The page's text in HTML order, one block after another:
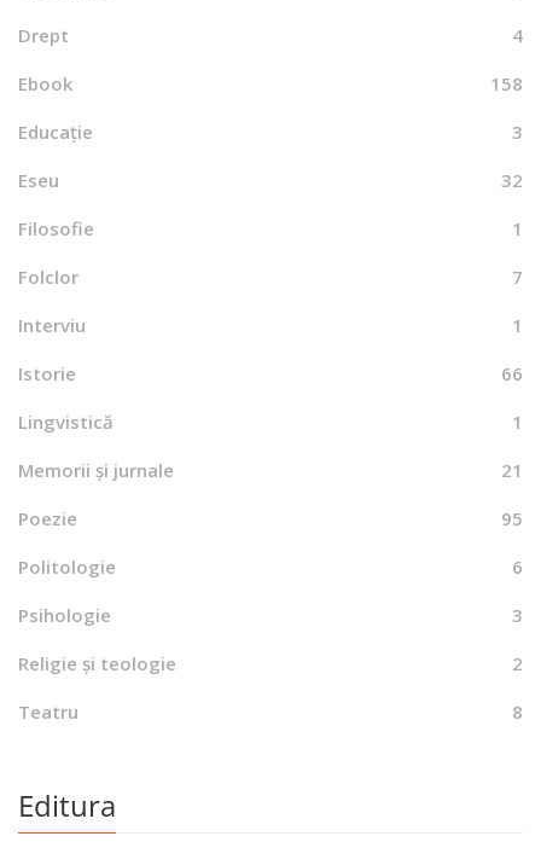
Drept
4
Ebook
158
Educație
3
Eseu
32
Filosofie
1
Folclor
7
Interviu
1
Istorie
66
Lingvistică
1
Memorii și jurnale
21
Poezie
95
Politologie
6
Psihologie
3
Religie și teologie
2
Teatru
8
Editura